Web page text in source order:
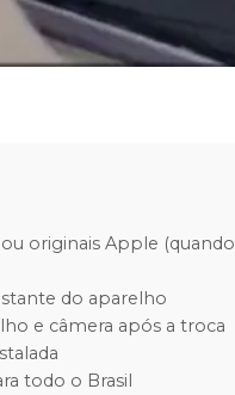
originais Apple (quando
do aparelho
e câmera após a troca
todo o Brasil